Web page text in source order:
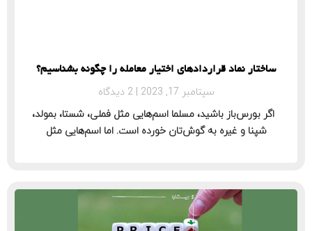
ساختار نماد قراردادهای اختیار معامله را چگونه بشناسیم؟
سپتامبر 17, 2023
2 دیدگاه
اگر بورس‌باز باشید، مسلما اسم‌هایی مثل فملی، شستا، بمولد،
شپنا و غیره به گوش‌تان خورده است. اما اسم‌هایی مثل